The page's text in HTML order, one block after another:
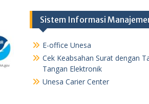
Sistem Informasi
E-office Unesa
Cek Keabsahan Surat dengan
Tangan Elektronik
Unesa Carier Center